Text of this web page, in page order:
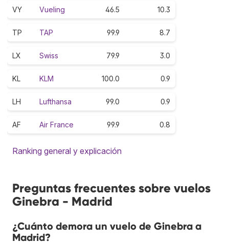
VY Vueling 46.5 10.3
TP TAP 99.9 8.7
LX Swiss 79.9 3.0
KL KLM 100.0 0.9
LH Lufthansa 99.0 0.9
AF Air France 99.9 0.8
Ranking general y explicación
Preguntas frecuentes sobre vuelos
Ginebra - Madrid
¿Cuánto demora un vuelo de Ginebra a
Madrid?